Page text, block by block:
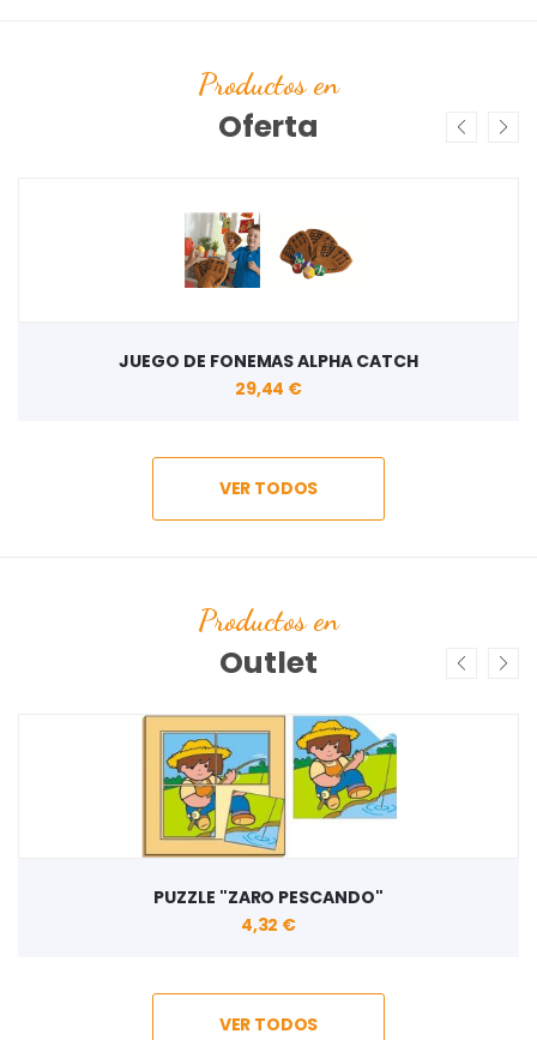
Productos en
Oferta
JUEGO DE FONEMAS ALPHA CATCH
29,44 €
VER TODOS
Productos en
Outlet
PUZZLE "ZARO PESCANDO"
4,32 €
VER TODOS